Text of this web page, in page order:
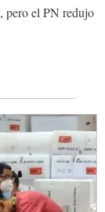
pero el PN redujo